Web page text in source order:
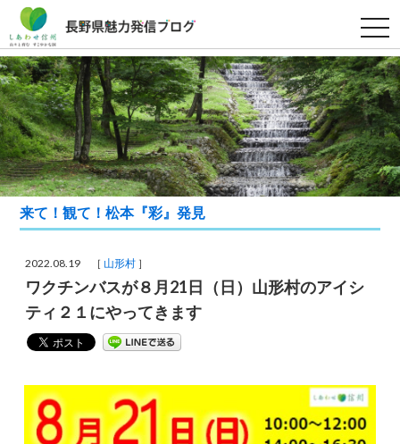
t
o
g
g
l
e
n
a
v
i
g
a
t
i
n
来て！観て！松本『彩』発見
2022.08.19 ［ 山形村 ］
ワクチンバスが８月21日（日）山形村のアイシ
ティ２１にやってきます